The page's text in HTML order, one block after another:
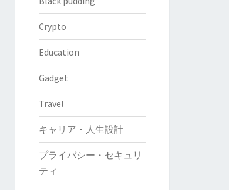
Crypto
Education
Gadget
Travel
キャリア・人生設計
プライバシー・セキュリ
ティ